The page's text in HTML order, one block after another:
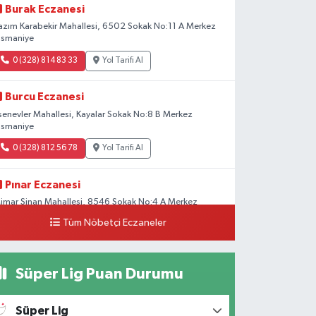
Burak Eczanesi
Karabekir Mahallesi, 6502 Sokak No:11 A Merkez
0 (328) 814 83 33 Yol Tarifi Al
Burcu Eczanesi
Mahallesi, Kayalar Sokak No:8 B Merkez
0 (328) 812 56 78 Yol Tarifi Al
Pınar Eczanesi
Sinan Mahallesi, 8546 Sokak No:4 A Merkez
Tüm Nöbetçi Eczaneler
Süper Lig Puan Durumu
Süper Lig